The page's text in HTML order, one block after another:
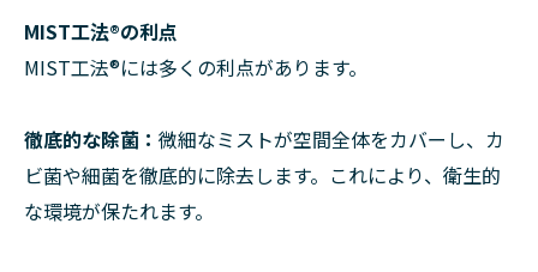
MIST工法®の利点
MIST工法®には多くの利点があります。
徹底的な除菌： 微細なミストが空間全体をカバーし、カ
ビ菌や細菌を徹底的に除去します。これにより、衛生的
な環境が保たれます。